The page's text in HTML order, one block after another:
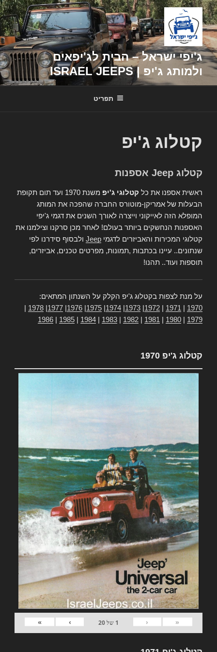
דילוג
לתוכן
ג'יפי ישראל – הבית לג'יפאים
ולמותג ג'יפ | ISRAEL JEEPS
תפריט
קטלוג ג'יפ
קטלוג Jeep אספנות
ראשית אספנו את כל קטלוגי ג'יפ
משנת 1970 ועד תום תקופת
הבעלות של אמריקן-מוטורס החברה שהפכה את המותג
המופלא הזה לאייקוני וייצרה לאורך השנים את דגמי ג'יפי
האספנות הנחשקים ביותר בעולם! לאחר מכן סרקנו וצילמנו את
קטלוגי המכירות והאביזרים לדגמי Jeep ולבסוף סידרנו לפי
שנתונים.. עיינו בכתבות ,תמונות, מפרטים טכנים, אביזרים,
תוספות ועוד.. תהנו!
על מנת לצפות בקטלוג ג'יפ הקלק על השנתון המתאים:
1970
1971
1972
1973
1974
1975
1976
1977
1978
1979
1980
1981
1982
1983
1984
1985
1986
קטלוג ג'יפ 1970
«
‹
1 של20
›
»